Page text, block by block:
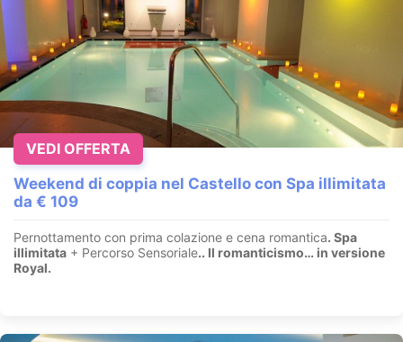
Weekend di coppia nel Castello con Spa illimitata
da € 109
Pernottamento con prima colazione e cena romantica. Spa
illimitata + Percorso Sensoriale.. Il romanticismo… in versione
Royal.
VEDI OFFERTA